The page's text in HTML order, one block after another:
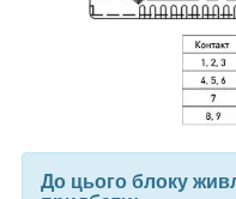
До цього блоку